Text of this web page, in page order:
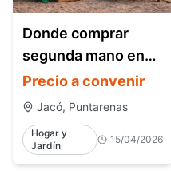
Donde comprar
segunda mano en
Jaco Costa Rica
Precio a convenir
Jacó, Puntarenas
Hogar y
Jardín
15/04/2026